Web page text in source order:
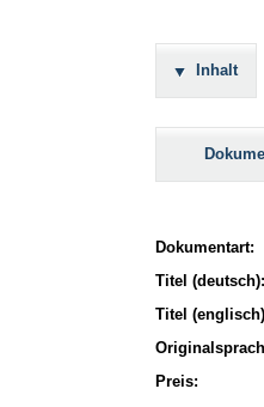
Inhalt
Dokumentart:
Titel (deutsch):
Titel
Preis: